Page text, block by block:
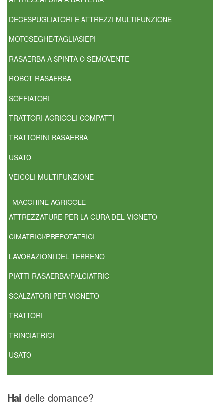
DECESPUGLIATORI E ATTREZZI MULTIFUNZIONE
MOTOSEGHE/TAGLIASIEPI
RASAERBA A SPINTA O SEMOVENTE
ROBOT RASAERBA
SOFFIATORI
TRATTORI AGRICOLI COMPATTI
TRATTORINI RASAERBA
USATO
VEICOLI MULTIFUNZIONE
MACCHINE AGRICOLE
ATTREZZATURE PER LA CURA DEL VIGNETO
CIMATRICI/PREPOTATRICI
LAVORAZIONI DEL TERRENO
PIATTI RASAERBA/FALCIATRICI
SCALZATORI PER VIGNETO
TRATTORI
TRINCIATRICI
USATO
Hai delle domande?